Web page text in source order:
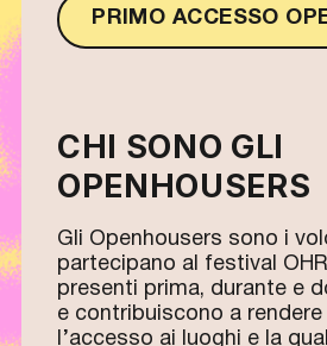
PRIMO ACCESSO
CHI SONO GLI
OPENHOUSERS
Gli Openhousers sono i
partecipano al festival
presenti prima, durante e
e contribuiscono a
l’accesso ai luoghi e la